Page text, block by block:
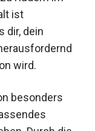
ist
dir, dein
wird.
besonders